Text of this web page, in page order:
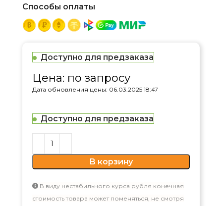
Способы оплаты
Доступно для предзаказа
Цена: по запросу
Дата обновления цены: 06.03.2025 18:47
Доступно для предзаказа
В корзину
В виду нестабильного курса рубля конечная
стоимость товара может поменяться, не смотря